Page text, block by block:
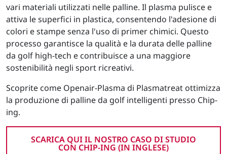
vari materiali utilizzati nelle palline. Il plasma pulisce e
attiva le superfici in plastica, consentendo l'adesione di
colori e stampe senza l'uso di primer chimici. Questo
processo garantisce la qualità e la durata delle palline
da golf high-tech e contribuisce a una maggiore
sostenibilità negli sport ricreativi.
Scoprite come Openair-Plasma di Plasmatreat ottimizza
la produzione di palline da golf intelligenti presso Chip-
ing.
SCARICA QUI IL NOSTRO CASO DI STUDIO
CON CHIP-ING (IN INGLESE)